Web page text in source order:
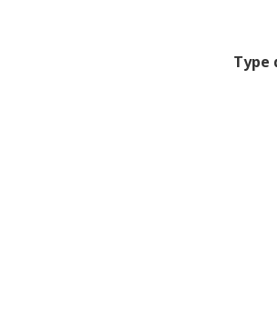
Type